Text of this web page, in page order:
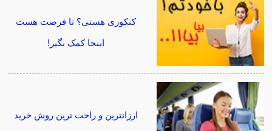
کنکوری هستی؟ تا فرصت هست
اینجا کمک بگیر!
ارزانترین و راحت ترین روش خرید